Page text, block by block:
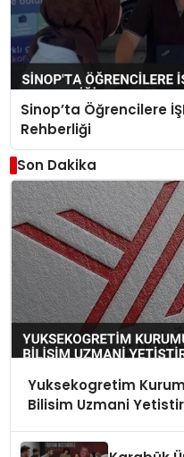
Sinop’ta Öğrencilere
Rehberliği
Son Dakika
Yuksekogretim
Bilisim Uzmani